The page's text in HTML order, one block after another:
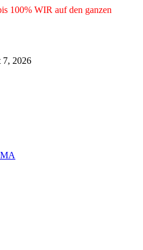
100% WIR auf den ganzen
7, 2026